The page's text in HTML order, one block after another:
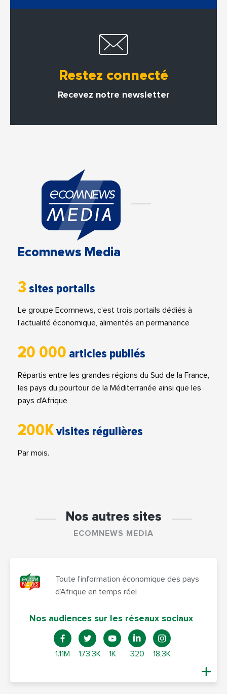
Restez connecté
Recevez notre newsletter
Ecomnews Media
3 sites portails
Le groupe Ecomnews, c'est trois portails dédiés à
l'actualité économique, alimentés en permanence
20 000 articles publiés
Répartis entre les grandes régions du Sud de la France,
les pays du pourtour de la Méditerranée ainsi que les
pays d'Afrique
200Kvisites régulières
Par mois.
Nos autres sites
ECOMNEWS MEDIA
Toute l’information économique des pays
d’Afrique en temps réel
Nos audiences sur les réseaux sociaux
1.11M 173,3K 1K 320 18,3K